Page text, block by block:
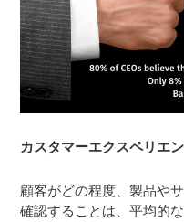
カスタマーエクスペリエ
顧客がどの程度、製品や
確認することは、平均的